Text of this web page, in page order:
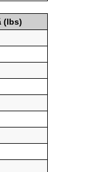
(lbs)